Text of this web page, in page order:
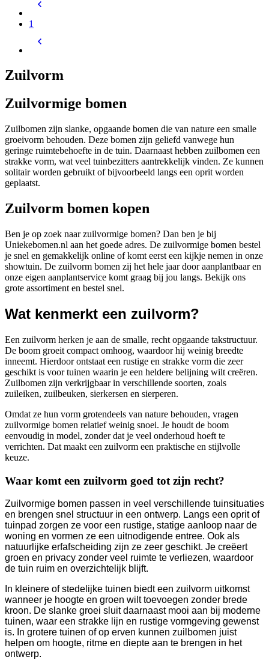
1
Zuilvorm
Zuilvormige bomen
Zuilbomen zijn slanke, opgaande bomen die van nature een smalle
groeivorm behouden. Deze bomen zijn geliefd vanwege hun
geringe ruimtebehoefte in de tuin. Daarnaast hebben zuilbomen een
strakke vorm, wat veel tuinbezitters aantrekkelijk vinden. Ze kunnen
solitair worden gebruikt of bijvoorbeeld langs een oprit worden
geplaatst.
Zuilvorm bomen kopen
Ben je op zoek naar zuilvormige bomen? Dan ben je bij
Uniekebomen.nl aan het goede adres. De zuilvormige bomen bestel
je snel en gemakkelijk online of komt eerst een kijkje nemen in onze
showtuin. De zuilvorm bomen zij het hele jaar door aanplantbaar en
onze eigen aanplantservice komt graag bij jou langs. Bekijk ons
grote assortiment en bestel snel.
Wat kenmerkt een zuilvorm?
Een zuilvorm herken je aan de smalle, recht opgaande takstructuur.
De boom groeit compact omhoog, waardoor hij weinig breedte
inneemt. Hierdoor ontstaat een rustige en strakke vorm die zeer
geschikt is voor tuinen waarin je een heldere belijning wilt creëren.
Zuilbomen zijn verkrijgbaar in verschillende soorten, zoals
zuileiken, zuilbeuken, sierkersen en sierperen.
Omdat ze hun vorm grotendeels van nature behouden, vragen
zuilvormige bomen relatief weinig snoei. Je houdt de boom
eenvoudig in model, zonder dat je veel onderhoud hoeft te
verrichten. Dat maakt een zuilvorm een praktische en stijlvolle
keuze.
Waar komt een zuilvorm goed tot zijn recht?
Zuilvormige bomen passen in veel verschillende tuinsituaties
en brengen snel structuur in een ontwerp. Langs een oprit of
tuinpad zorgen ze voor een rustige, statige aanloop naar de
woning en vormen ze een uitnodigende entree. Ook als
natuurlijke erfafscheiding zijn ze zeer geschikt. Je creëert
groen en privacy zonder veel ruimte te verliezen, waardoor
de tuin ruim en overzichtelijk blijft.
In kleinere of stedelijke tuinen biedt een zuilvorm uitkomst
wanneer je hoogte en groen wilt toevoegen zonder brede
kroon. De slanke groei sluit daarnaast mooi aan bij moderne
tuinen, waar een strakke lijn en rustige vormgeving gewenst
is. In grotere tuinen of op erven kunnen zuilbomen juist
helpen om hoogte, ritme en diepte aan te brengen in het
ontwerp.